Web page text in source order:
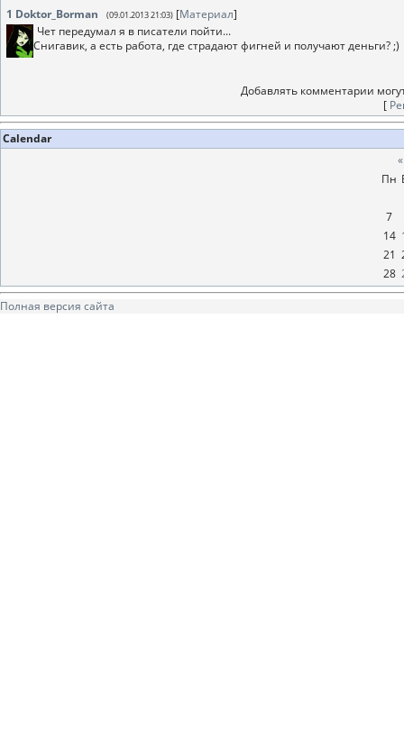
1 Doktor_Borman (09.01.2013 21:03) [Материал]
Чет передумал я в писатели пойти...
Снигавик, а есть работа, где страдают фигней и получают деньги? ;)
Добавлять комментарии
[
Calendar
«
Пн
7
14
21
28
Полная версия сайта